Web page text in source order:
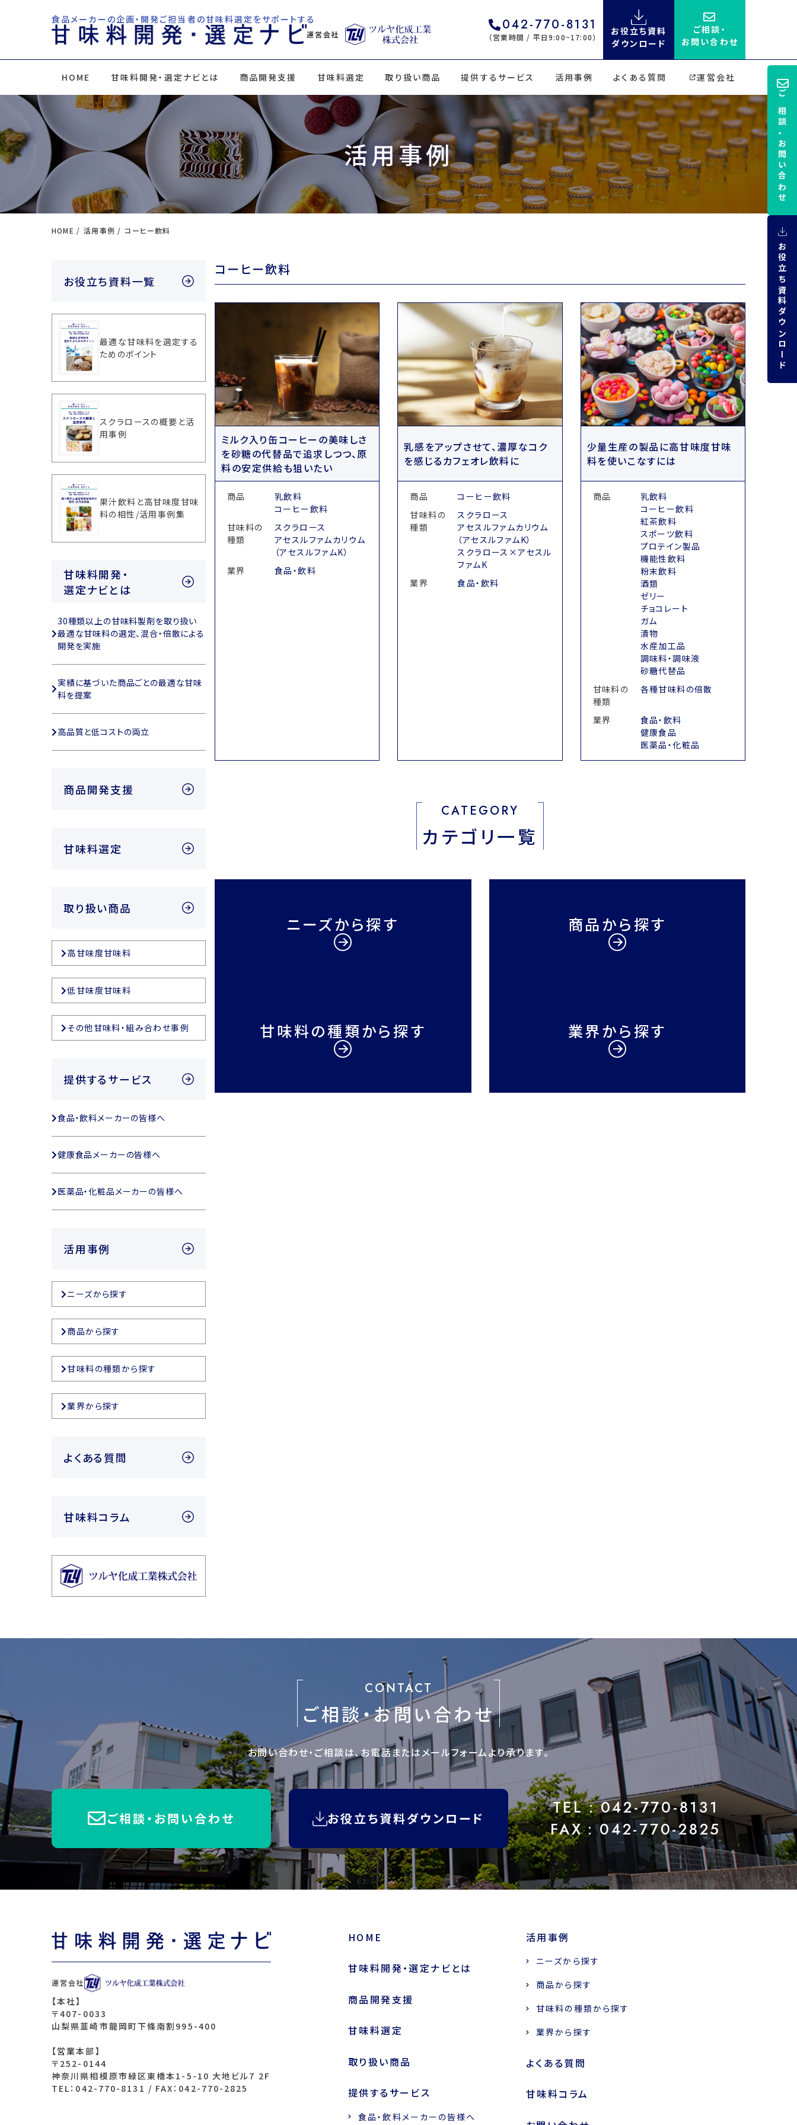
食品メーカーの企画・開発ご担当者の甘味料選定をサポートする
運営会社
042-770-8131
（営業時間 / 平日9:00~17:00）
お役立ち資料
ダウンロード
ご相談・
お問い合わせ
HOME 甘味料開発・選定ナビとは 商品開発支援 甘味料選定 取り扱い商品 提供するサービス 活用事例 よくある質問 運営会社
活用事例
HOME 活用事例 コーヒー飲料
コーヒー飲料
ミルク入り缶コーヒーの美味しさ
を砂糖の代替品で追求しつつ、原
料の安定供給も狙いたい
商品
乳飲料
コーヒー飲料
甘味料の
種類
スクラロース
アセスルファムカリウム
（アセスルファムK）
業界
食品・飲料
乳感をアップさせて、濃厚なコク
を感じるカフェオレ飲料に
商品
コーヒー飲料
甘味料の
種類
スクラロース
アセスルファムカリウム
（アセスルファムK）
スクラロース×アセスル
ファムK
業界
食品・飲料
少量生産の製品に高甘味度甘味
料を使いこなすには
商品
乳飲料
コーヒー飲料
紅茶飲料
スポーツ飲料
プロテイン製品
機能性飲料
粉末飲料
酒類
ゼリー
チョコレート
ガム
漬物
水産加工品
調味料・調味液
砂糖代替品
甘味料の
種類
各種甘味料の倍散
業界
食品・飲料
健康食品
医薬品・化粧品
CATEGORY
カテゴリ一覧
ニーズから探す 商品から探す
甘味料の種類から探す 業界から探す
お役立ち資料一覧
最適な甘味料を選定する
ためのポイント
スクラロースの概要と活
用事例
果汁飲料と高甘味度甘味
料の相性/活用事例集
甘味料開発・
選定ナビとは
30種類以上の甘味料製剤を取り扱い
最適な甘味料の選定、混合・倍散による
開発を実施
実績に基づいた商品ごとの最適な甘味
料を提案
高品質と低コストの両立
商品開発支援
甘味料選定
取り扱い商品
高甘味度甘味料
低甘味度甘味料
その他甘味料・組み合わせ事例
提供するサービス
食品・飲料メーカーの皆様へ
健康食品メーカーの皆様へ
医薬品・化粧品メーカーの皆様へ
活用事例
ニーズから探す
商品から探す
甘味料の種類から探す
業界から探す
よくある質問
甘味料コラム
CONTACT
ご相談・お問い合わせ
お問い合わせ・ご相談は、お電話またはメールフォームより承ります。
ご相談・お問い合わせ お役立ち資料ダウンロード
TEL：042-770-8131
FAX：042-770-2825
運営会社
【本社】
〒407-0033
山梨県韮崎市龍岡町下條南割995-400
【営業本部】
〒252-0144
神奈川県相模原市緑区東橋本 1-5-10 大地ビル7 2F
TEL：042-770-8131 / FAX：042-770-2825
HOME
甘味料開発・選定ナビとは
商品開発支援
甘味料選定
取り扱い商品
提供するサービス
食品・飲料メーカーの皆様へ
活用事例
ニーズから探す
商品から探す
甘味料の種類から探す
業界から探す
よくある質問
甘味料コラム
ご相談・お問い合わせ
お役立ち資料ダウンロード